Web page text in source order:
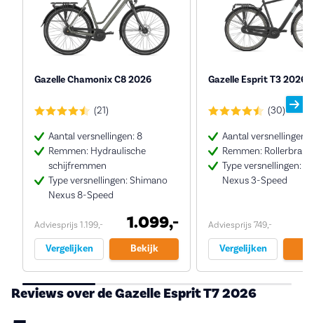
Gazelle Chamonix C8 2026
(21)
Aantal versnellingen: 8
Remmen: Hydraulische
schijfremmen
Type versnellingen: Shimano
Nexus 8-Speed
Adviesprijs 1.199,- 1.099,-
Vergelijken Bekijk
Gazelle Esprit T3 2026
(30)
Aantal versnellingen:
Remmen:
Type versnellingen:
Nexus 3-Speed
Adviesprijs 749,-
Vergelijken
Reviews over de Gazelle Esprit T7 2026